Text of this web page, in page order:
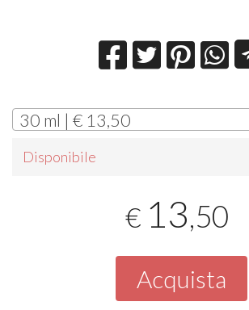
30 ml | € 13,50
Disponibile
€ 13,50
Acquista